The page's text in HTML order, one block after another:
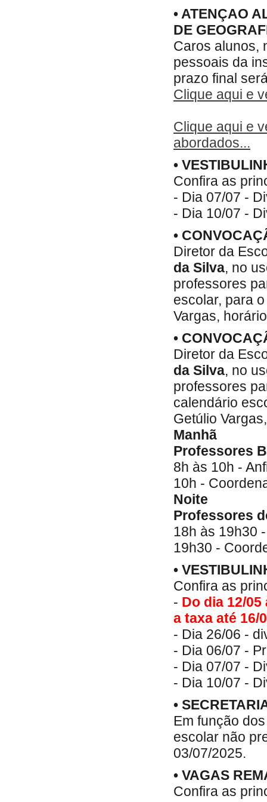
• ATENÇAO
DE
Caros alunos,
pessoais da
prazo final
Clique aqui e
Clique aqui e
abordados...
•
Confira as
- Dia 07/07 -
- Dia 10/07 -
•
Diretor da
da Silva, no
professores
escolar, para
Vargas,
•
Diretor da
da Silva, no
professores
calendário
Getúlio
Manhã
Professores
8h às 10h -
10h -
Noite
Professores
18h às 19h30
19h30 -
•
Confira as
- Do dia 12/
a taxa até 16/
- Dia 26/06 -
- Dia 06/07 -
- Dia 07/07 -
- Dia 10/07 -
•
Em função
escolar não
03/07/2025.
• VAGAS
Confira as